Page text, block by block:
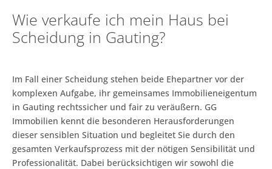
Wie verkaufe ich mein Haus bei
Scheidung in Gauting?
Im Fall einer Scheidung stehen beide Ehepartner vor der
komplexen Aufgabe, ihr gemeinsames Immobilieneigentum
in Gauting rechtssicher und fair zu veräußern. GG
Immobilien kennt die besonderen Herausforderungen
dieser sensiblen Situation und begleitet Sie durch den
gesamten Verkaufsprozess mit der nötigen Sensibilität und
Professionalität. Dabei berücksichtigen wir sowohl die